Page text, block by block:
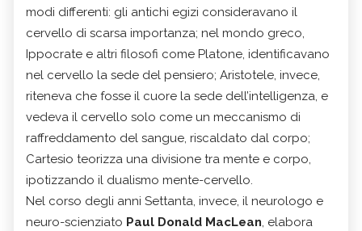
modi differenti: gli antichi egizi consideravano il
cervello di scarsa importanza; nel mondo greco,
Ippocrate e altri filosofi come Platone, identificavano
nel cervello la sede del pensiero; Aristotele, invece,
riteneva che fosse il cuore la sede dell’intelligenza, e
vedeva il cervello solo come un meccanismo di
raffreddamento del sangue, riscaldato dal corpo;
Cartesio teorizza una divisione tra mente e corpo,
ipotizzando il dualismo mente-cervello.
Nel corso degli anni Settanta, invece, il neurologo e
neuro-scienziato Paul Donald MacLean, elabora